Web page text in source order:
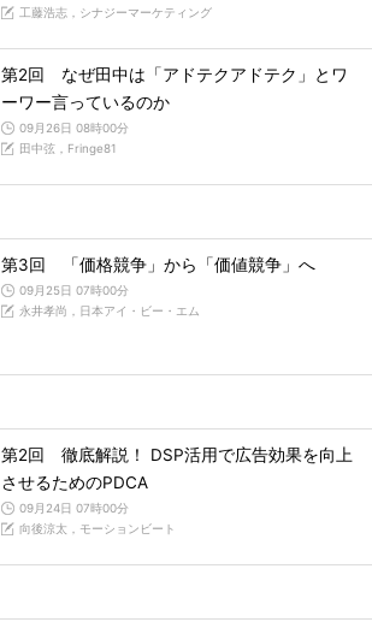
工藤浩志，シナジーマーケティング
第2回 なぜ田中は「アドテクアドテク」とワ
ーワー言っているのか
09月26日 08時00分
田中弦，Fringe81
第3回 「価格競争」から「価値競争」へ
09月25日 07時00分
永井孝尚，日本アイ・ビー・エム
第2回 徹底解説！ DSP活用で広告効果を向上
させるためのPDCA
09月24日 07時00分
向後涼太，モーションビート